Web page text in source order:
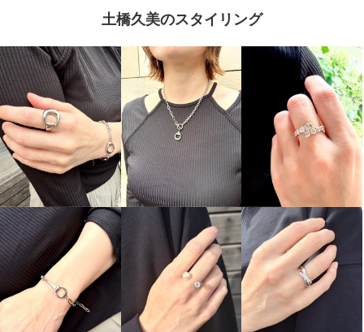
土橋久美のスタイリング